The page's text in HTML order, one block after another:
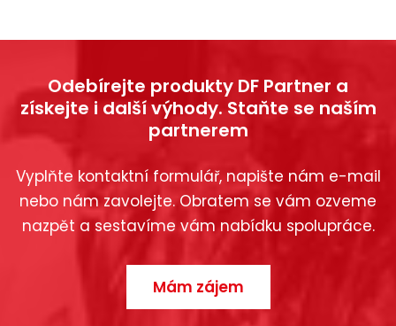
Odebírejte produkty DF Partner a
získejte i další výhody. Staňte se naším
partnerem
Vyplňte kontaktní formulář, napište nám e-mail
nebo nám zavolejte. Obratem se vám ozveme
nazpět a sestavíme vám nabídku spolupráce.
Mám zájem